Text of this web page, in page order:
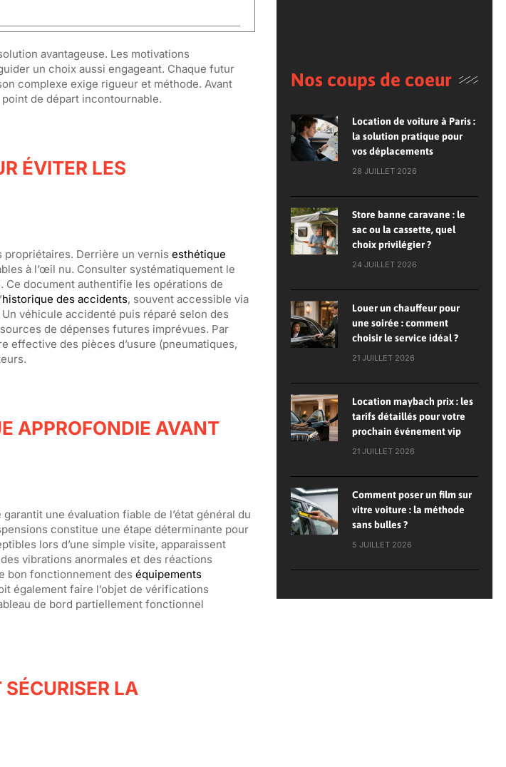
avantageuse. Les motivations
un choix aussi engageant. Chaque futur
complexe exige rigueur et méthode. Avant
de départ incontournable.
ÉVITER LES
propriétaires. Derrière un vernis esthétique
à l’œil nu. Consulter systématiquement le
document authentifie les opérations de
historique des accidents, souvent accessible via
véhicule accidenté puis réparé selon des
de dépenses futures imprévues. Par
effective des pièces d’usure (pneumatiques,
APPROFONDIE AVANT
une évaluation fiable de l’état général du
constitue une étape déterminante pour
lors d’une simple visite, apparaissent
vibrations anormales et des réactions
bon fonctionnement des équipements
également faire l’objet de vérifications
de bord partiellement fonctionnel
LA
Nos coups de coeur
Location de voiture à Paris :
la solution pratique pour
vos déplacements
28 JUILLET 2026
Store banne caravane : le
sac ou la cassette, quel
choix privilégier ?
24 JUILLET 2026
Louer un chauffeur pour
une soirée : comment
choisir le service idéal ?
21 JUILLET 2026
Location maybach prix : les
tarifs détaillés pour votre
prochain événement vip
21 JUILLET 2026
Comment poser un film sur
vitre voiture : la méthode
sans bulles ?
5 JUILLET 2026